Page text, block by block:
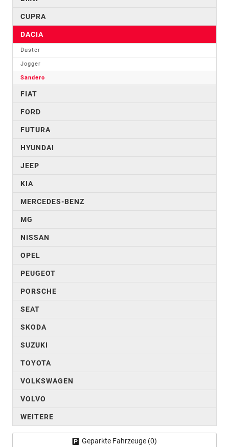
CUPRA
DACIA
Duster
Jogger
Sandero
FIAT
FORD
FUTURA
HYUNDAI
JEEP
KIA
MERCEDES-BENZ
MG
NISSAN
OPEL
PEUGEOT
PORSCHE
SEAT
SKODA
SUZUKI
TOYOTA
VOLKSWAGEN
VOLVO
WEITERE
Geparkte Fahrzeuge (0)